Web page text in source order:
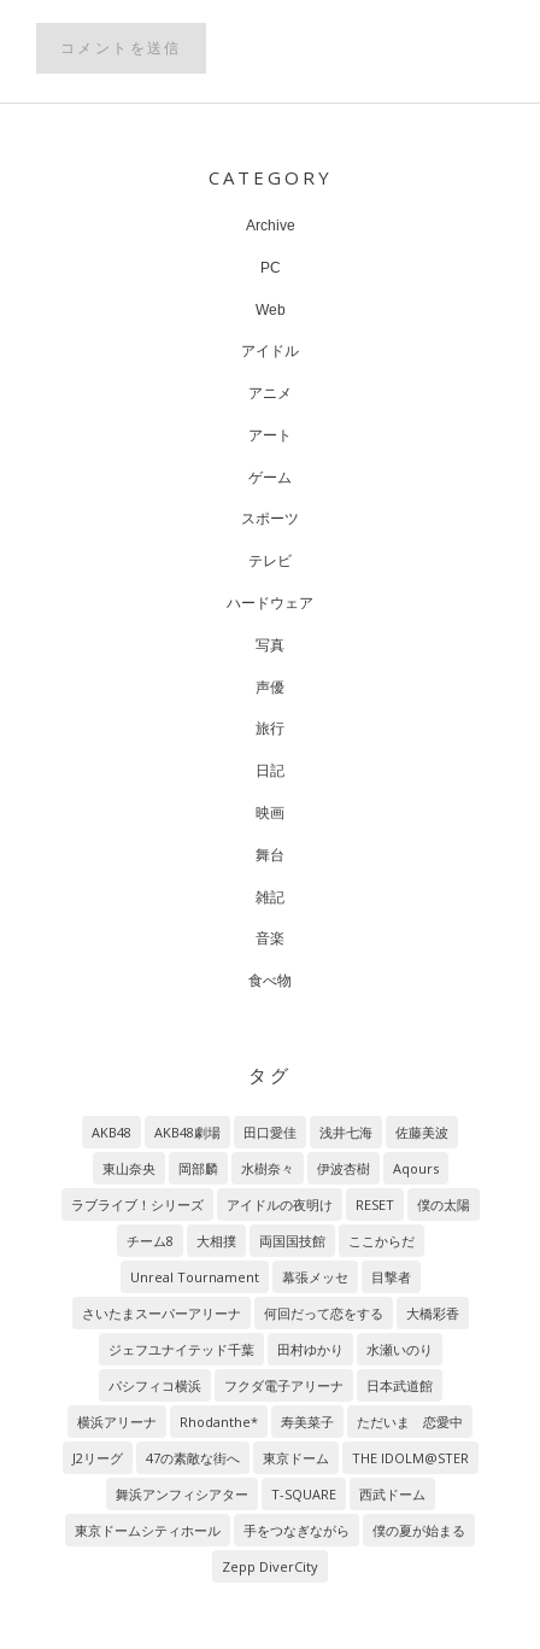
CATEGORY
Archive
PC
Web
アイドル
アニメ
アート
ゲーム
スポーツ
テレビ
ハードウェア
写真
声優
旅行
日記
映画
舞台
雑記
音楽
食べ物
タグ
AKB48 AKB48劇場 田口愛佳 浅井七海
佐藤美波
東山奈央
岡部麟 水樹奈々 伊波杏樹
Aqours
ラブライブ！シリーズ
アイドルの夜明け RESET
僕の太陽
チーム8
大相撲 両国国技館
ここからだ
Unreal Tournament
幕張メッセ
目撃者
さいたまスーパーアリーナ
何回だって恋をする
大橋彩香
ジェフユナイテッド千葉
田村ゆかり
水瀬いのり
パシフィコ横浜
フクダ電子アリーナ
日本武道館
横浜アリーナ
Rhodanthe* 寿美菜子
ただいま 恋愛中
J2リーグ
47の素敵な街へ 東京ドーム
THE IDOLM@STER
舞浜アンフィシアター
T-SQUARE
西武ドーム
東京ドームシティホール
手をつなぎながら
僕の夏が始まる
Zepp DiverCity